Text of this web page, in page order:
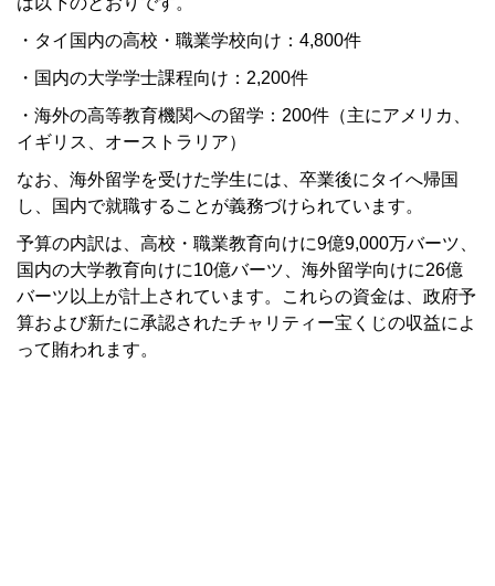
・タイ国内の高校・職業学校向け：4,800件
・国内の大学学士課程向け：2,200件
・海外の高等教育機関への留学：200件（主にアメリカ、
イギリス、オーストラリア）
なお、海外留学を受けた学生には、卒業後にタイへ帰国
し、国内で就職することが義務づけられています。
予算の内訳は、高校・職業教育向けに9億9,000万バーツ、
国内の大学教育向けに10億バーツ、海外留学向けに26億
バーツ以上が計上されています。これらの資金は、政府予
算および新たに承認されたチャリティー宝くじの収益によ
って賄われます。